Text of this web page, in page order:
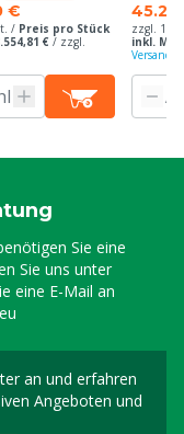
€
/ Preis pro Stück
€ / zzgl.
zzgl.
inkl.
Sie eine
Sie uns unter
eine E-Mail an
an und erfahren
Angeboten und
Sie sich für